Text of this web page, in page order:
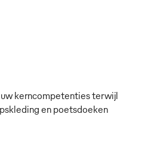
kerncompetenties terwijl
en poetsdoeken